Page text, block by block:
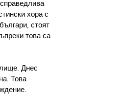
хора с
стоят
това са
Днес
Това